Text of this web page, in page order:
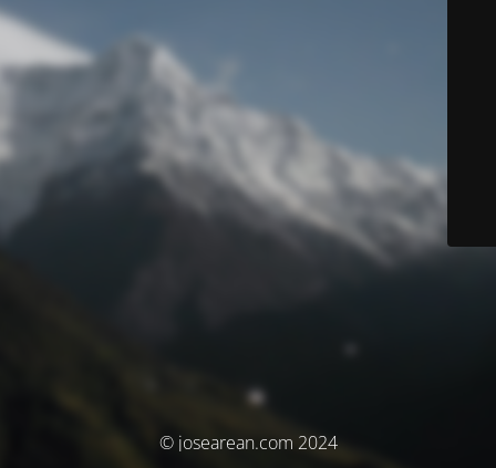
© josearean.com 2024